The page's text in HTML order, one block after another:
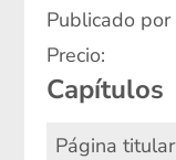
Publicado por
Precio:
Capítulos
Página titular